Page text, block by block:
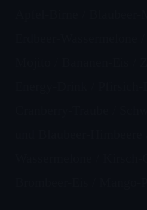
Apfel-Birne /
Erdbeer-
Mojito / Bananen-Eis /
Energy-Drink /
Cranberry-Traube /
und Blaubeer-
Wassermelone /
Brombeer-Eis /